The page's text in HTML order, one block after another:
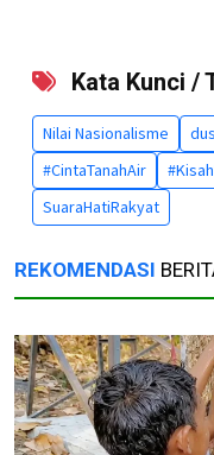
Kata Kunci /
Nilai Nasionalisme
#CintaTanahAir
SuaraHatiRakyat
REKOMENDASI